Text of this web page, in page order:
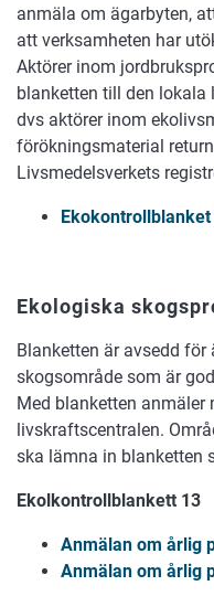
anmäla om ägarbyten,
att verksamheten har
Aktörer inom
blanketten till den lokala
dvs aktörer inom
förökningsmaterial
Livsmedelsverkets
Ekologiska
Blanketten är avsedd
skogsområde som är
Med blanketten anmäler
livskraftscentralen.
ska lämna in blanketten
Ekolkontrollblankett 13
Anmälan om årlig
Anmälan om årlig